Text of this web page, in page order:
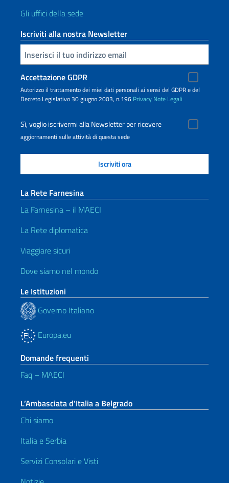
Gli uffici della sede
Iscriviti alla nostra Newsletter
Inserisci la tua email
Accettazione GDPR
Autorizzo il trattamento dei miei dati personali ai sensi del GDPR e del
Decreto Legislativo 30 giugno 2003, n.196 Privacy Note Legali
Sì, voglio iscrivermi alla Newsletter per ricevere
aggiornamenti sulle attività di questa sede
La Rete Farnesina
La Farnesina – il MAECI
La Rete diplomatica
Viaggiare sicuri
Dove siamo nel mondo
Le Istituzioni
Governo Italiano
Europa.eu
Domande frequenti
Faq – MAECI
L’Ambasciata d’Italia a Belgrado
Chi siamo
Italia e Serbia
Servizi Consolari e Visti